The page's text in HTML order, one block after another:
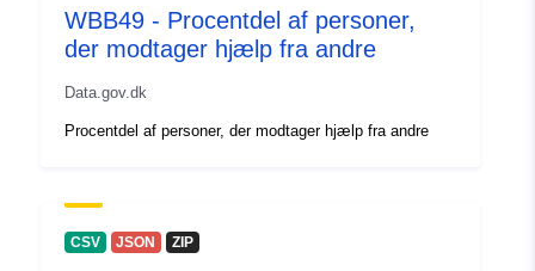
Type: Polygon
Identifikatorer:
WBB49 - Procentdel af personer,
der modtager hjælp fra andre
Data.gov.dk
Procentdel af personer, der modtager hjælp fra andre
CSV JSON ZIP